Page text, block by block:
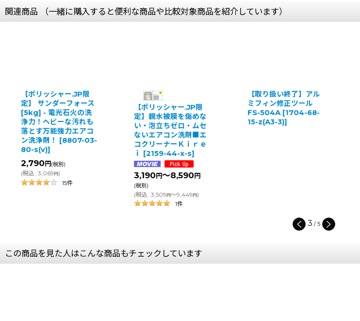
関連商品 （一緒に購入すると便利な商品や比較対象商品を紹介しています）
【ポリッシャー.JP限
定】 サンダーフォース
[5kg] - 電光石火の洗
浄力！ヘビーな汚れも
落とす万能強力エアコ
ン洗浄剤！
[8807-03-
80-s(v)]
2,790円(税別)
(税込 : 3,069円)
15件
【ポリッシャー.JP限
定】親水被膜を傷めな
い・泡立ちゼロ・ムセ
ないエアコン洗剤■エ
コクリーナーＫｉｒｅ
ｉ
[2159-44-x-s]
3,190円～8,590円
(税別)
(税込 : 3,509円～9,449円)
1件
【取り扱い終了】アル
ミフィン修正ツール
FS-504A [1704-68-
15-z(A3-3)]
3 / 5
この商品を見た人はこんな商品もチェックしています